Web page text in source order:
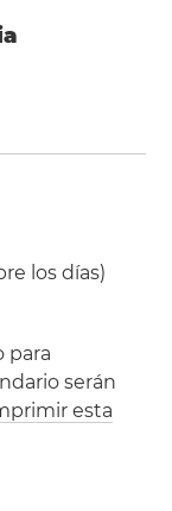
los días)
para
serán
esta